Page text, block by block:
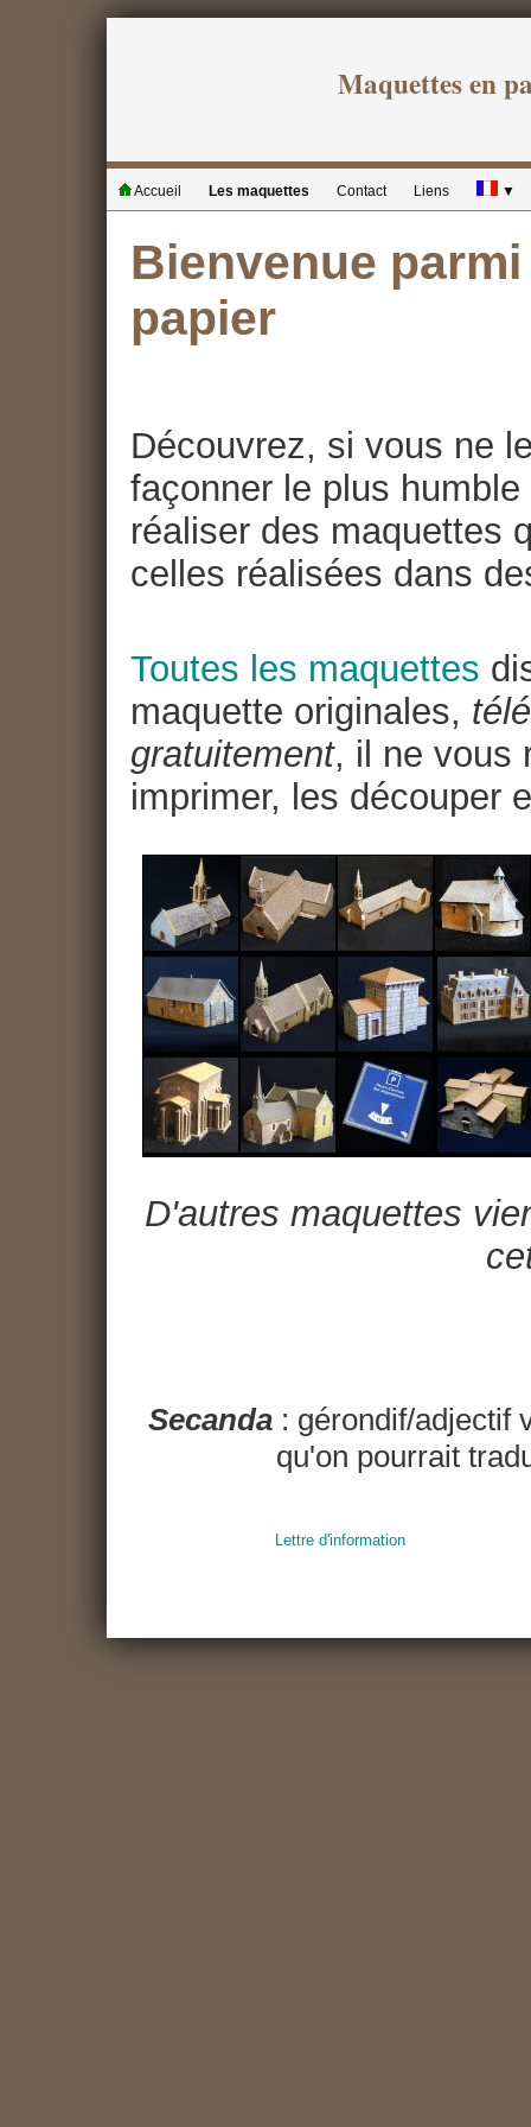
Maquettes en
Accueil Les maquettes Contact Liens ▼
Bienvenue
papier
Découvrez, si vous ne
façonner le plus
réaliser des maquettes
celles réalisées dans
Toutes les maquettes
maquette originales,
gratuitement, il ne vous
imprimer, les découper
D'autres maquettes
Secanda: gérondif/adjectif
qu'on pourrait
Lettre d'information